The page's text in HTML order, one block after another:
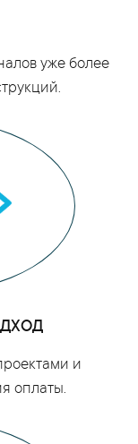
уже более
и
оплаты.